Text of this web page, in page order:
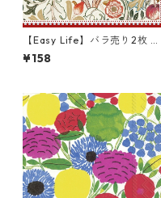
【Easy Life】バラ売り2枚 ラ
ンチサイズ ペーパーナプキン
William Morris レッド ウィリ
¥158